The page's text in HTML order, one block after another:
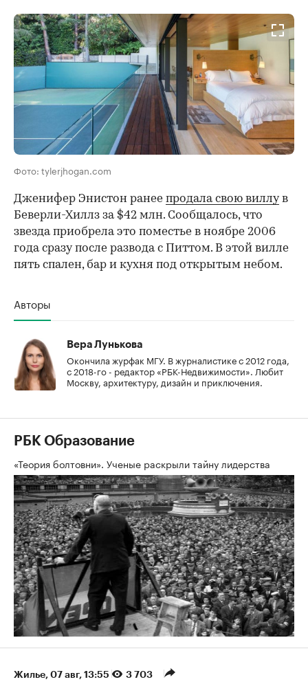
Фото: tylerjhogan.com
Дженифер Энистон ранее продала свою виллув
Беверли-Хиллз за $42 млн. Сообщалось, что
звезда приобрела это поместье в ноябре 2006
года сразу после развода с Питтом. В этой вилле
пять спален, бар и кухня под открытым небом.
Авторы
Вера Лунькова
Окончила журфак МГУ. В журналистике с 2012 года,
с 2018-го - редактор «РБК-Недвижимости». Любит
Москву, архитектуру, дизайн и приключения.
РБК Образование
«Теория болтовни». Ученые раскрыли тайну лидерства
Жилье 07 авг, 13:55 3 703